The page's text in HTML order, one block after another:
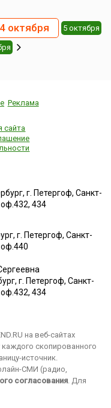
4 октября 5 октября
Реклама
сайта
г. Петергоф, Санкт-
оф.432, 434
г. Петергоф, Санкт-
оф.440
г. Петергоф, Санкт-
оф.432, 434
на веб-сайтах
скопированного
источник.
СМИ (радио,
согласования. Для